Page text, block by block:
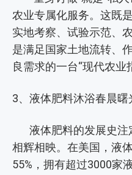
农业专属化服务。这既
实地考察、试验示范、
是满足国家土地流转、
良需求的一台“现代农业
3、液体肥料沐浴春晨曙
液体肥料的发展史注
相辉相映。在美国，液
55%，拥有超过3000家